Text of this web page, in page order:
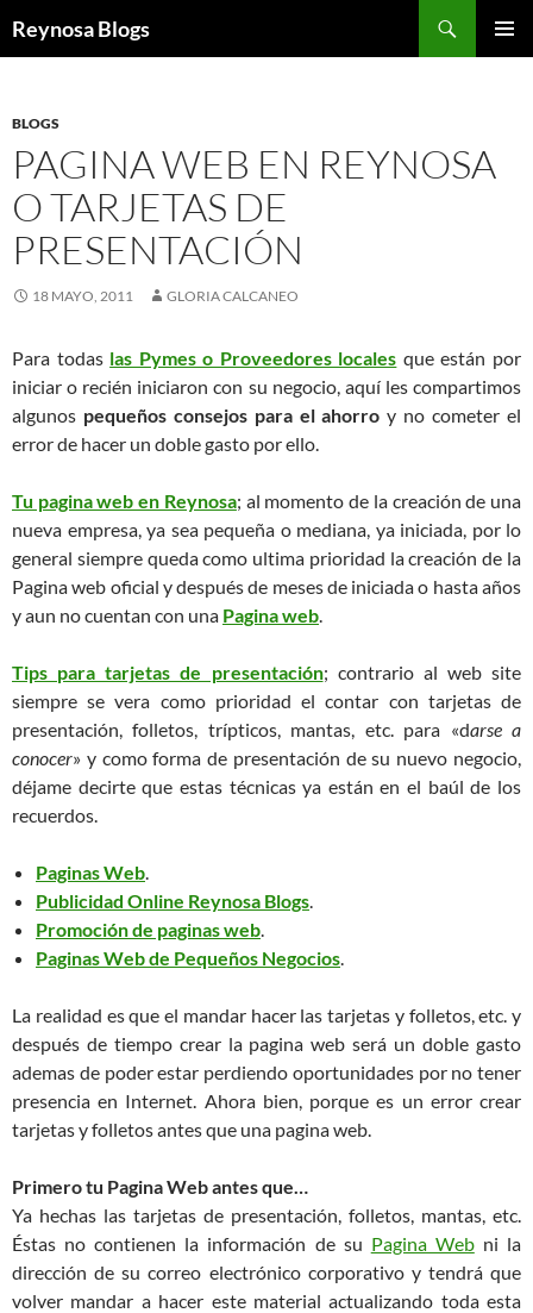
Reynosa Blogs
BLOGS
PAGINA WEB EN REYNOSA
O TARJETAS DE
PRESENTACIÓN
18 MAYO, 2011 GLORIA CALCANEO
Para todas las Pymes o Proveedores locales que están por
iniciar o recién iniciaron con su negocio, aquí les compartimos
algunos pequeños consejos para el ahorro y no cometer el
error de hacer un doble gasto por ello.
Tu pagina web en Reynosa; al momento de la creación de una
nueva empresa, ya sea pequeña o mediana, ya iniciada, por lo
general siempre queda como ultima prioridad la creación de la
Pagina web oficial y después de meses de iniciada o hasta años
y aun no cuentan con una Pagina web.
Tips para tarjetas de presentación; contrario al web site
siempre se vera como prioridad el contar con tarjetas de
presentación, folletos, trípticos, mantas, etc. para «darse a
conocer» y como forma de presentación de su nuevo negocio,
déjame decirte que estas técnicas ya están en el baúl de los
recuerdos.
Paginas Web.
Publicidad Online Reynosa Blogs.
Promoción de paginas web.
Paginas Web de Pequeños Negocios.
La realidad es que el mandar hacer las tarjetas y folletos, etc. y
después de tiempo crear la pagina web será un doble gasto
ademas de poder estar perdiendo oportunidades por no tener
presencia en Internet. Ahora bien, porque es un error crear
tarjetas y folletos antes que una pagina web.
Primero tu Pagina Web antes que…
Ya hechas las tarjetas de presentación, folletos, mantas, etc.
Éstas no contienen la información de su Pagina Webni la
dirección de su correo electrónico corporativo y tendrá que
volver mandar a hacer este material actualizando toda esta